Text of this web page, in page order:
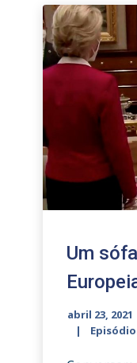
Um
abril 23, 2021